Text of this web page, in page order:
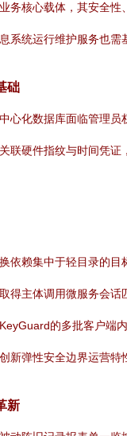
务核心载体，其安全
系统运行维护服务也
础
心化数据库面临管理
联硬件指纹与时间凭
依赖集中于轻目录的
得主体调用微服务会
的多批客户端
新弹性安全边界运营特
新